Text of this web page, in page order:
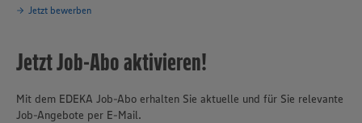
Jetzt bewerben
Jetzt Job-Abo aktivieren!
Mit dem EDEKA Job-Abo erhalten Sie aktuelle und für Sie relevante
Job-Angebote per E-Mail.